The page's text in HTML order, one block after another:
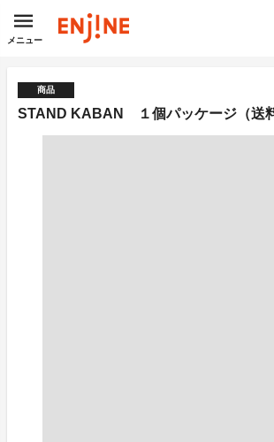
メニュー
商品
STAND KABAN １個パッケージ（送料